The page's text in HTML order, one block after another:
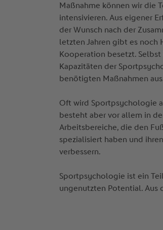
Maßnahme können wir die
intensivieren. Aus eigener
der Wunsch nach der
letzten Jahren gibt es noch
Kooperation besetzt.
Kapazitäten der
benötigten Maßnahmen
Oft wird Sportpsychologie
besteht aber vor allem in
Arbeitsbereiche, die den
spezialisiert haben und
verbessern.
Sportpsychologie ist ein
ungenutzten Potential. Aus